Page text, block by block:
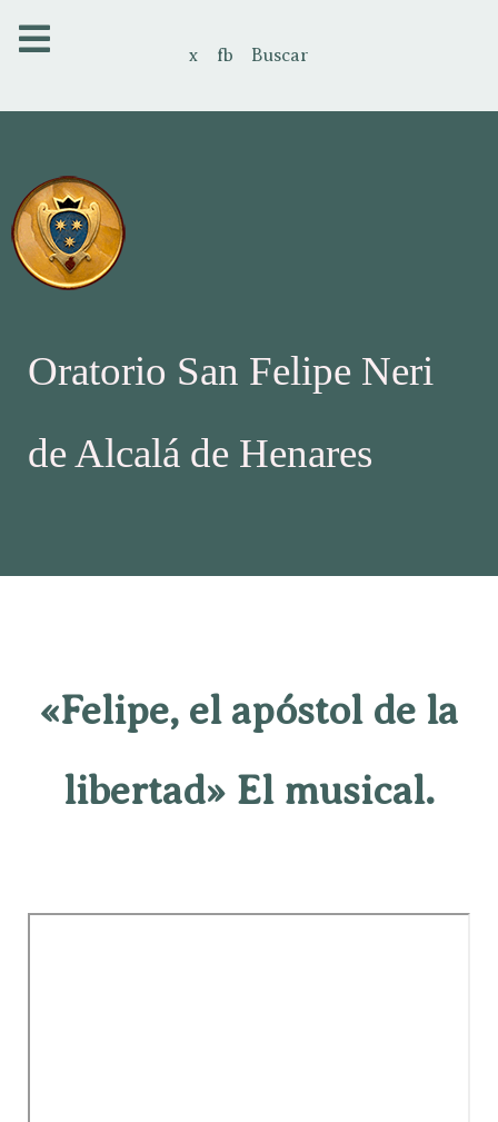
x fb Buscar
Oratorio San Felipe Neri
de Alcalá de Henares
«Felipe, el apóstol de la
libertad» El musical.